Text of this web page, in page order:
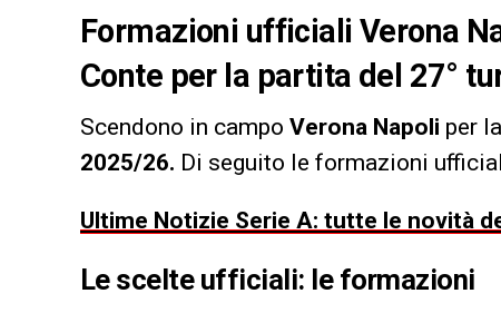
Formazioni ufficiali Verona
Conte per la partita del 27°
Scendono in campo Verona Napoli per
2025/26. Di seguito le formazioni
Ultime Notizie Serie A: tutte le novità
Le scelte ufficiali: le formazioni